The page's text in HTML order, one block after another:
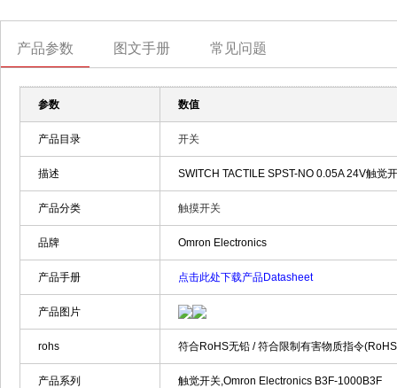
产品参数 图文手册 常见问题
参数 数值
产品目录 开关
描述 SWITCH TACTILE SPST-NO 0.05A 24V触觉
产品分类 触摸开关
品牌 Omron Electronics
产品手册 点击此处下载产品Datasheet
产品图片
rohs 符合RoHS无铅 / 符合限制有害物质指令
产品系列 触觉开关,Omron Electronics B3F-1000B3F